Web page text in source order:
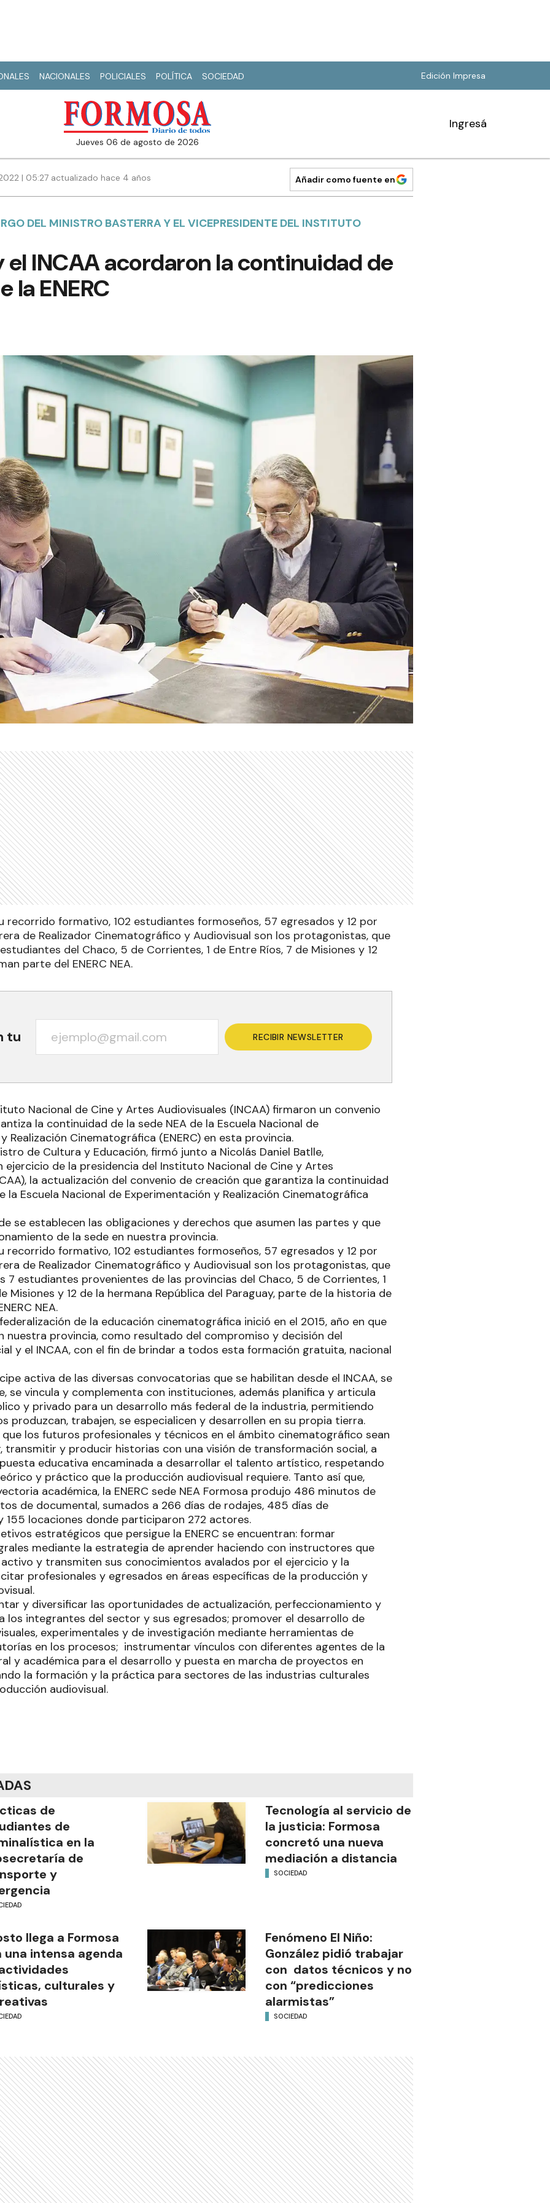
NACIONALES POLICIALES POLÍTICA SOCIEDAD Edición Impresa
jueves 06 de agosto de 2026
Ingresá
| 05:27 actualizado hace 4 años Añadir como fuente en
DEL MINISTRO BASTERRA Y EL VICEPRESIDENTE DEL INSTITUTO
el INCAA acordaron la continuidad de
la ENERC
recorrido formativo, 102 estudiantes formoseños, 57 egresados y 12 por
de Realizador Cinematográfico y Audiovisual son los protagonistas, que
del Chaco, 5 de Corrientes, 1 de Entre Ríos, 7 de Misiones y 12
parte del ENERC NEA.
tu RECIBIR NEWSLETTER
Nacional de Cine y Artes Audiovisuales (INCAA) firmaron un convenio
la continuidad de la sede NEA de la Escuela Nacional de
Realización Cinematográfica (ENERC) en esta provincia.
de Cultura y Educación, firmó junto a Nicolás Daniel Batlle,
ejercicio de la presidencia del Instituto Nacional de Cine y Artes
la actualización del convenio de creación que garantiza la continuidad
la Escuela Nacional de Experimentación y Realización Cinematográfica
se establecen las obligaciones y derechos que asumen las partes y que
de la sede en nuestra provincia.
recorrido formativo, 102 estudiantes formoseños, 57 egresados y 12 por
de Realizador Cinematográfico y Audiovisual son los protagonistas, que
7 estudiantes provenientes de las provincias del Chaco, 5 de Corrientes, 1
Misiones y 12 de la hermana República del Paraguay, parte de la historia de
NEA.
de la educación cinematográfica inició en el 2015, año en que
nuestra provincia, como resultado del compromiso y decisión del
y el INCAA, con el fin de brindar a todos esta formación gratuita, nacional
activa de las diversas convocatorias que se habilitan desde el INCAA, se
se vincula y complementa con instituciones, además planifica y articula
y privado para un desarrollo más federal de la industria, permitiendo
produzcan, trabajen, se especialicen y desarrollen en su propia tierra.
que los futuros profesionales y técnicos en el ámbito cinematográfico sean
transmitir y producir historias con una visión de transformación social, a
educativa encaminada a desarrollar el talento artístico, respetando
y práctico que la producción audiovisual requiere. Tanto así que,
académica, la ENERC sede NEA Formosa produjo 486 minutos de
de documental, sumados a 266 días de rodajes, 485 días de
locaciones donde participaron 272 actores.
estratégicos que persigue la ENERC se encuentran: formar
mediante la estrategia de aprender haciendo con instructores que
y transmiten sus conocimientos avalados por el ejercicio y la
profesionales y egresados en áreas específicas de la producción y
y diversificar las oportunidades de actualización, perfeccionamiento y
los integrantes del sector y sus egresados; promover el desarrollo de
experimentales y de investigación mediante herramientas de
en los procesos; instrumentar vínculos con diferentes agentes de la
y académica para el desarrollo y puesta en marcha de proyectos en
la formación y la práctica para sectores de las industrias culturales
audiovisual.
de
de
en la
de
y
Tecnología al servicio de
la justicia: Formosa
concretó una nueva
mediación a distancia
SOCIEDAD
llega a Formosa
una intensa agenda
culturales y
Fenómeno El Niño:
González pidió trabajar
con datos técnicos y no
con “predicciones
alarmistas”
SOCIEDAD